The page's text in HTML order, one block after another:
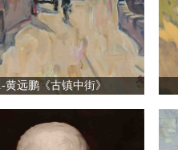
黄远鹏《古镇中街》